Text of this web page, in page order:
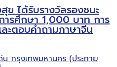
ได้รับรางวัลรองชนะ
รศึกษา 1,000 บาท การ
ะตอบคำถามภาษาจีน